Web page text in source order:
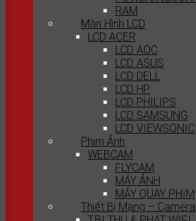
RAM
Màn Hình LCD
LCD ACER
LCD AOC
LCD ASUS
LCD DELL
LCD HP
LCD PHILIPS
LCD SAMSUNG
LCD VIEWSONIC
Phim Ảnh
WEBCAM
FLYCAM
MÁY ẢNH
MÁY QUAY PHIM
Thiết Bị Mạng – Camera